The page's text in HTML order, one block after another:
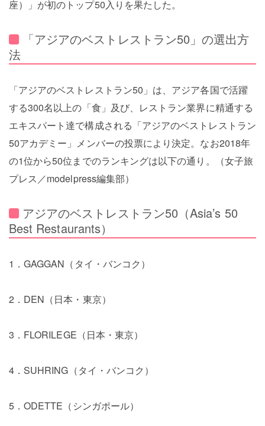
座）」が初のトップ50入りを果たした。
「アジアのベストレストラン50」の選出方
法
「アジアのベストレストラン50」は、アジア各国で活躍
する300名以上の「食」及び、レストラン業界に精通する
エキスパート達で構成される「アジアのベストレストラン
50アカデミー」メンバーの投票により決定。なお2018年
の1位から50位までのランキングは以下の通り。（女子旅
プレス／modelpress編集部）
アジアのベストレストラン50（Asia’s 50
Best Restaurants）
1．GAGGAN（タイ・バンコク）
2．DEN（日本・東京）
3．FLORILEGE（日本・東京）
4．SUHRING（タイ・バンコク）
5．ODETTE（シンガポール）